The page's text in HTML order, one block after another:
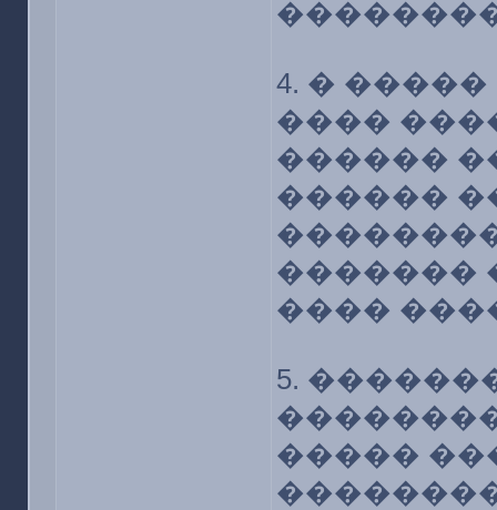
4. �
����
������
������
�������
����
5.
�����